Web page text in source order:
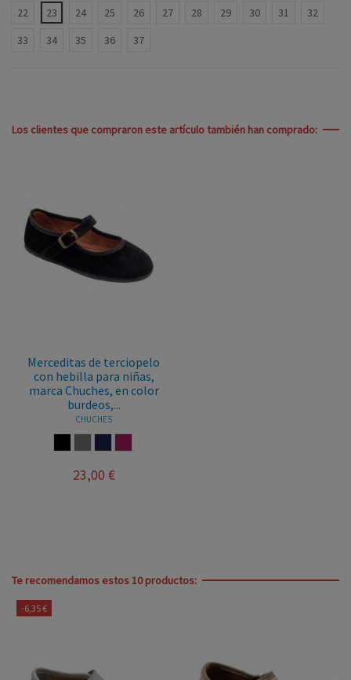
22
23 24 25 26 27 28 29 30 31
32
33
34 35 36 37
Los clientes que compraron este artículo también han comprado:
Merceditas de terciopelo
con hebilla para niñas,
marca Chuches, en color
burdeos,...
CHUCHES
23,00 €
Te recomendamos estos 10 productos:
-6,35 €